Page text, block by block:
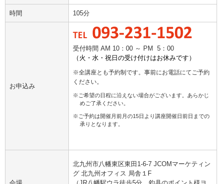
時間 105分
お申込み
受付時間 AM 10：00 ～ PM 5：00
（火・水・祝日の受け付けはお休みです）
※全講座とも予約制です。事前にお電話にてご予約
ください。
※ご希望の日程に沿えない場合がございます。あらかじ
めご了承ください。
※ご予約は開催月前月の15日より講座開催日前日までの
承りとなります。
北九州市八幡東区東田1-6-7 JCOMマーケティン
グ 北九州オフィス 局舎１F